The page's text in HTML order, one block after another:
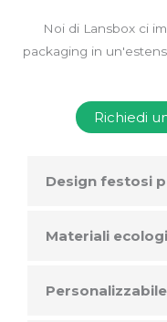
Noi di Lansbox ci
packaging in
Richiedi
Design festosi
Materiali